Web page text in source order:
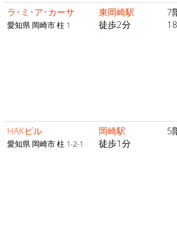
ラ･ミ･ア･カーサ
愛知県 岡崎市 柱 1
東岡崎駅
徒歩2分
7
HAKビル
愛知県 岡崎市 柱 1-2-1
岡崎駅
徒歩1分
5